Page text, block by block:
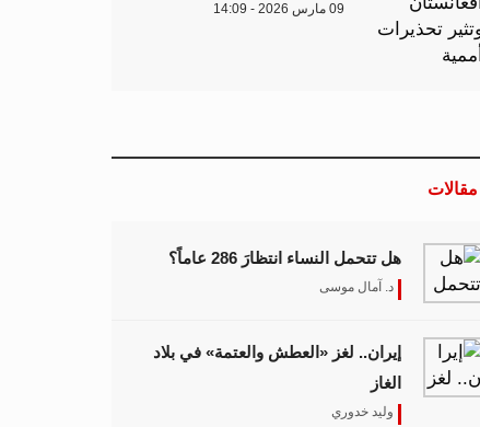
09 مارس 2026 - 14:09
مقالات
هل تتحمل النساء انتظارَ 286 عاماً؟
د. آمال موسى
إيران.. لغز «العطش والعتمة» في بلاد
الغاز
وليد خدوري